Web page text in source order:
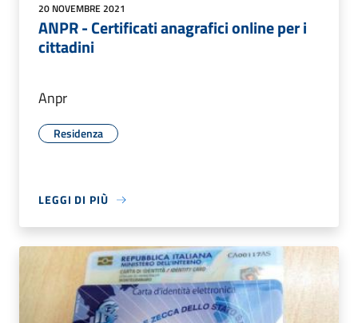
20 NOVEMBRE 2021
ANPR - Certificati anagrafici online per i
cittadini
Anpr
Residenza
LEGGI DI PIÙ